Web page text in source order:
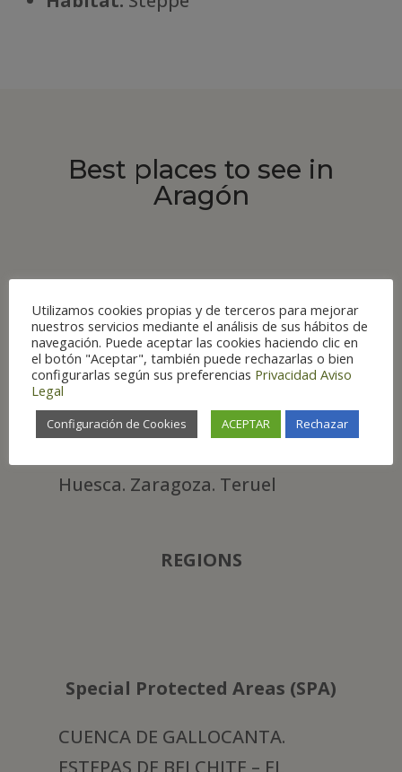
Best places to see in
Aragón
ROUTES
PROVINCES
Huesca. Zaragoza. Teruel
REGIONS
Special Protected Areas (SPA)
CUENCA DE GALLOCANTA.
ESTEPAS DE BELCHITE – EL
Utilizamos cookies propias y de terceros para mejorar
nuestros servicios mediante el análisis de sus hábitos de
navegación. Puede aceptar las cookies haciendo clic en
el botón "Aceptar", también puede rechazarlas o bien
configurarlas según sus preferencias Privacidad Aviso
Legal
Configuración de Cookies ACEPTAR Rechazar